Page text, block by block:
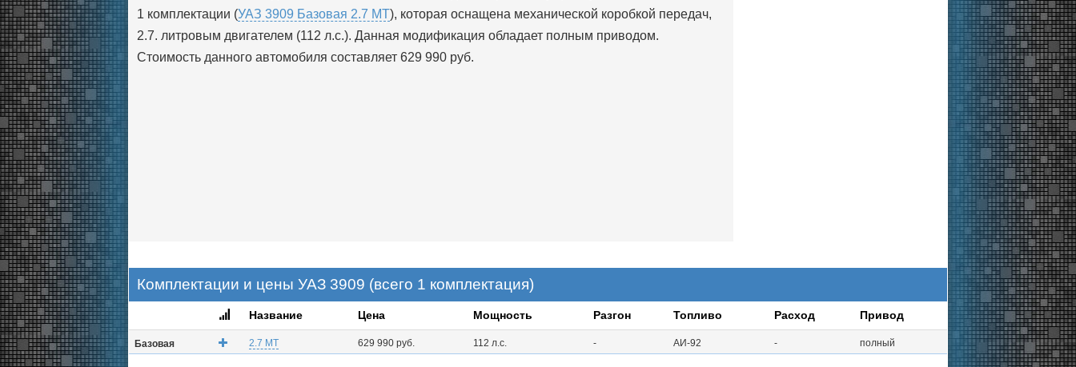
1 комплектации (УАЗ 3909 Базовая 2.7 MT), которая оснащена механической коробкой передач,
2.7. литровым двигателем (112 л.с.). Данная модификация обладает полным приводом.
Стоимость данного автомобиля составляет 629 990 руб.
Комплектации и цены УАЗ 3909 (всего 1 комплектация)
Название Цена Мощность Разгон Топливо Расход Привод
Базовая 2.7 MT 629 990 руб. 112 л.с. - АИ-92 - полный